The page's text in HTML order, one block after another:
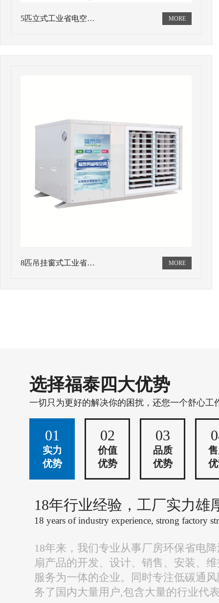
5匹立式工业省电空…
8匹吊挂窗式工业省…
选择福泰四大优势
一切只为更好的解决你的困扰，还您一个舒心工
01
实力
优势
02
价值
优势
03
品质
优势
18年行业经验，工厂实力雄
18 years of industry experience, strong factory
18年来，我们专业从事厂房环保省电
扇产品的开发、设计、销售、安装、
服务为一体的企业。同时专注低碳通
务了国内大量用户,包含大量的行业代